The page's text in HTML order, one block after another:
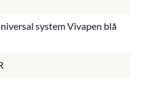
system Vivapen blå